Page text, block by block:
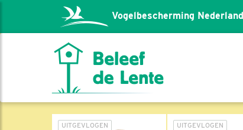
Vogelbescherming Nederland
UITGEVLOGEN UITGEVLOGEN